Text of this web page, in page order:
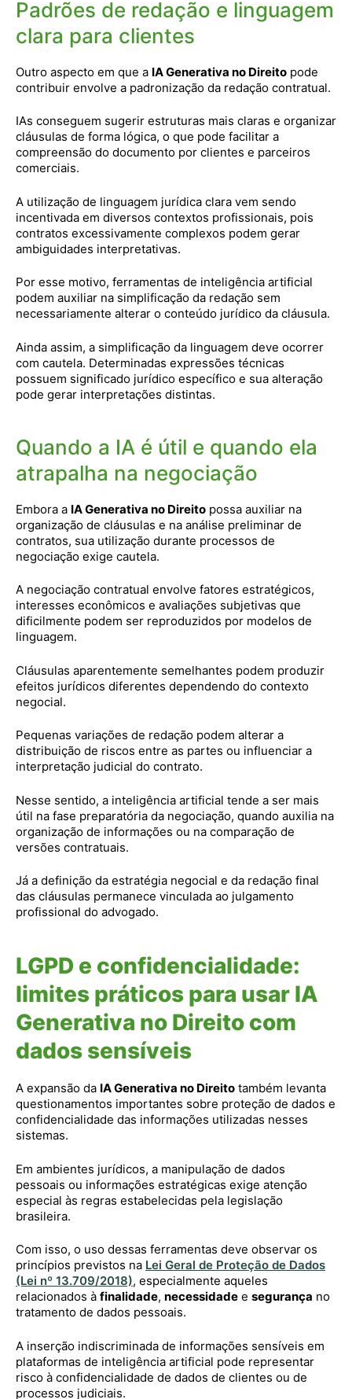
Padrões de redação e linguagem
clara para clientes
Outro aspecto em que a IA Generativa no Direito pode
contribuir envolve a padronização da redação contratual.
IAs conseguem sugerir estruturas mais claras e organizar
cláusulas de forma lógica, o que pode facilitar a
compreensão do documento por clientes e parceiros
comerciais.
A utilização de linguagem jurídica clara vem sendo
incentivada em diversos contextos profissionais, pois
contratos excessivamente complexos podem gerar
ambiguidades interpretativas.
Por esse motivo, ferramentas de inteligência artificial
podem auxiliar na simplificação da redação sem
necessariamente alterar o conteúdo jurídico da cláusula.
Ainda assim, a simplificação da linguagem deve ocorrer
com cautela. Determinadas expressões técnicas
possuem significado jurídico específico e sua alteração
pode gerar interpretações distintas.
Quando a IA é útil e quando ela
atrapalha na negociação
Embora a IA Generativa no Direito possa auxiliar na
organização de cláusulas e na análise preliminar de
contratos, sua utilização durante processos de
negociação exige cautela.
A negociação contratual envolve fatores estratégicos,
interesses econômicos e avaliações subjetivas que
dificilmente podem ser reproduzidos por modelos de
linguagem.
Cláusulas aparentemente semelhantes podem produzir
efeitos jurídicos diferentes dependendo do contexto
negocial.
Pequenas variações de redação podem alterar a
distribuição de riscos entre as partes ou influenciar a
interpretação judicial do contrato.
Nesse sentido, a inteligência artificial tende a ser mais
útil na fase preparatória da negociação, quando auxilia na
organização de informações ou na comparação de
versões contratuais.
Já a definição da estratégia negocial e da redação final
das cláusulas permanece vinculada ao julgamento
profissional do advogado.
LGPD e confidencialidade:
limites práticos para usar IA
Generativa no Direito com
dados sensíveis
A expansão da IA Generativa no Direito também levanta
questionamentos importantes sobre proteção de dados e
confidencialidade das informações utilizadas nesses
sistemas.
Em ambientes jurídicos, a manipulação de dados
pessoais ou informações estratégicas exige atenção
especial às regras estabelecidas pela legislação
brasileira.
Com isso, o uso dessas ferramentas deve observar os
princípios previstos na Lei Geral de Proteção de Dados
(Lei nº 13.709/2018), especialmente aqueles
relacionados à finalidade, necessidade e segurança no
tratamento de dados pessoais.
A inserção indiscriminada de informações sensíveis em
plataformas de inteligência artificial pode representar
risco à confidencialidade de dados de clientes ou de
processos judiciais.